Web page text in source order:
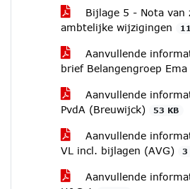
Bijlage 5 - Nota van
ambtelijke wijzigingen
Aanvullende
brief Belangengroep
Aanvullende
PvdA (Breuwijck)
53 KB
Aanvullende
VL incl. bijlagen (AVG)
3
Aanvullende